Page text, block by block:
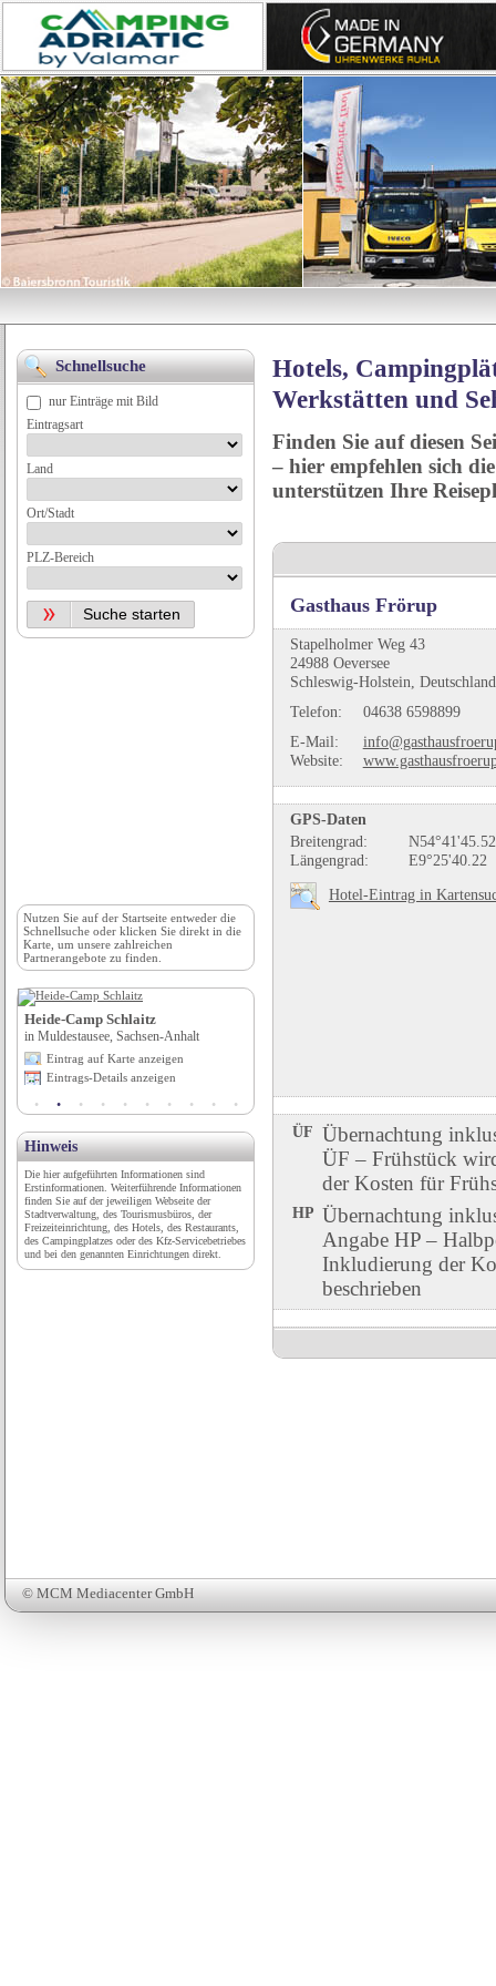
Hotels,
Werkstätten und
Finden Sie auf diesen
– hier empfehlen sich
unterstützen Ihre
Gasthaus Frörup
Stapelholmer Weg 43
24988 Oeversee
Schleswig-Holstein, Deutschland
Telefon:
04638 6598899
E-Mail:
Website:
GPS-Daten
Breitengrad:
N54°41'45.52
Längengrad:
E9°25'40.22
Hotel-Eintrag in
ÜF Übernachtung
ÜF – Frühstück
der Kosten für
HP Übernachtung
Angabe HP –
Inkludierung der
beschrieben
© MCM Mediacenter GmbH
Schnellsuche
nur Einträge mit Bild
Eintragsart
Land
Ort/Stadt
PLZ-Bereich
Nutzen Sie auf der Startseite entweder die
Schnellsuche oder klicken Sie direkt in die
Karte, um unsere zahlreichen
Partnerangebote zu finden.
Heide-Camp Schlaitz
in Muldestausee, Sachsen-Anhalt
Eintrag auf Karte anzeigen
Eintrags-Details anzeigen
Hinweis
Die hier aufgeführten Informationen sind
Erstinformationen. Weiterführende Informationen
finden Sie auf der jeweiligen Webseite der
Stadtverwaltung, des Tourismusbüros, der
Freizeiteinrichtung, des Hotels, des Restaurants,
des Campingplatzes oder des Kfz-Servicebetriebes
und bei den genannten Einrichtungen direkt.